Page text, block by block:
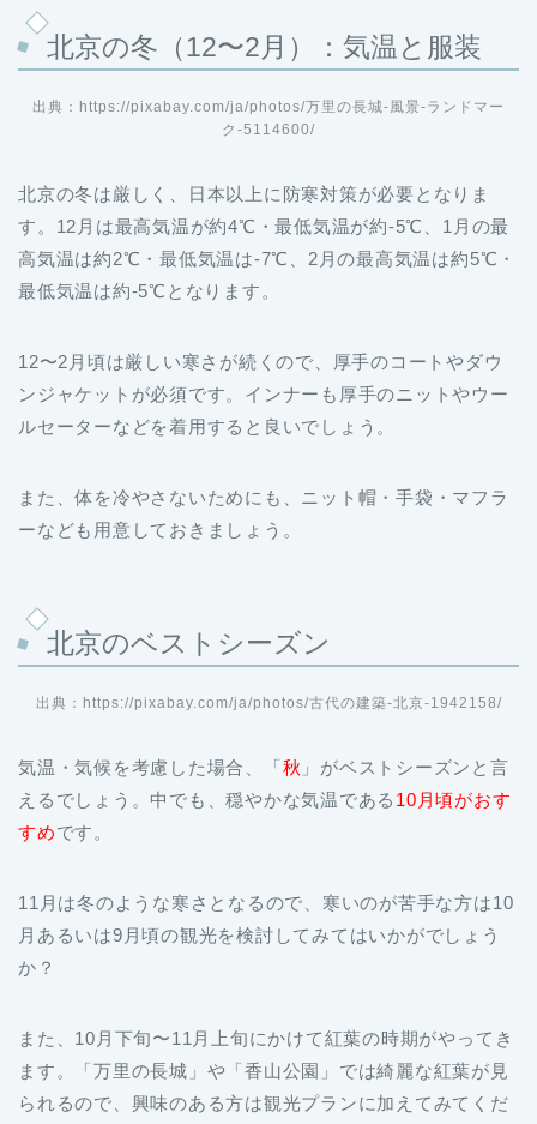
北京の冬（12〜2月）：気温と服装
出典：https://pixabay.com/ja/photos/万里の長城-風景-ランドマー
ク-5114600/
北京の冬は厳しく、日本以上に防寒対策が必要となりま
す。12月は最高気温が約4℃・最低気温が約-5℃、1月の最
高気温は約2℃・最低気温は-7℃、2月の最高気温は約5℃・
最低気温は約-5℃となります。
12〜2月頃は厳しい寒さが続くので、厚手のコートやダウ
ンジャケットが必須です。インナーも厚手のニットやウー
ルセーターなどを着用すると良いでしょう。
また、体を冷やさないためにも、ニット帽・手袋・マフラ
ーなども用意しておきましょう。
北京のベストシーズン
出典：https://pixabay.com/ja/photos/古代の建築-北京-1942158/
気温・気候を考慮した場合、「 秋 」がベストシーズンと言
えるでしょう。中でも、穏やかな気温である 10月頃がおす
すめです。
11月は冬のような寒さとなるので、寒いのが苦手な方は10
月あるいは9月頃の観光を検討してみてはいかがでしょう
か？
また、10月下旬〜11月上旬にかけて紅葉の時期がやってき
ます。「万里の長城」や「香山公園」では綺麗な紅葉が見
られるので、興味のある方は観光プランに加えてみてくだ